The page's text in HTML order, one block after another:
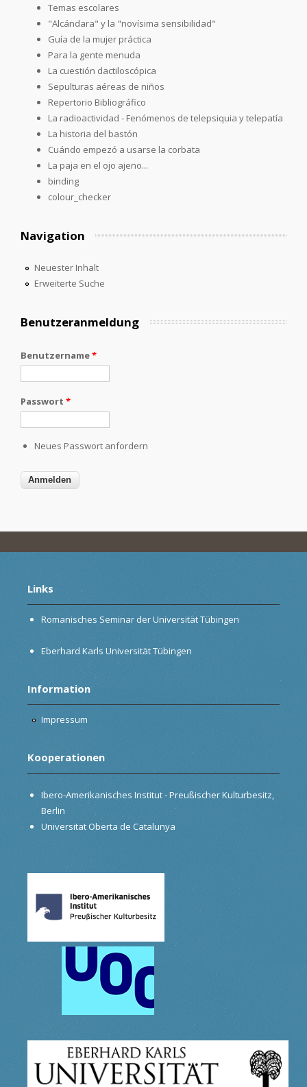
Temas escolares
"Alcándara" y la "novísima sensibilidad"
Guía de la mujer práctica
Para la gente menuda
La cuestión dactiloscópica
Sepulturas aéreas de niños
Repertorio Bibliográfico
La radioactividad - Fenómenos de telepsiquia y telepatía
La historia del bastón
Cuándo empezó a usarse la corbata
La paja en el ojo ajeno...
binding
colour_checker
Navigation
Neuester Inhalt
Erweiterte Suche
Benutzeranmeldung
Benutzername*
Passwort *
Neues Passwort anfordern
Links
Romanisches Seminar der Universität Tübingen
Eberhard Karls Universität Tübingen
Information
Impressum
Kooperationen
Ibero-Amerikanisches Institut - Preußischer Kulturbesitz,
Berlin
Universitat Oberta de Catalunya